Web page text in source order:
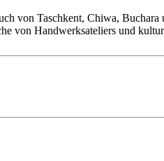
von Taschkent, Chiwa,
von Handwerksateliers und